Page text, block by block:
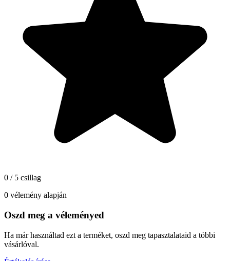
0 / 5 csillag
0 vélemény alapján
Oszd meg a véleményed
Ha már használtad ezt a terméket, oszd meg tapasztalataid a többi
vásárlóval.